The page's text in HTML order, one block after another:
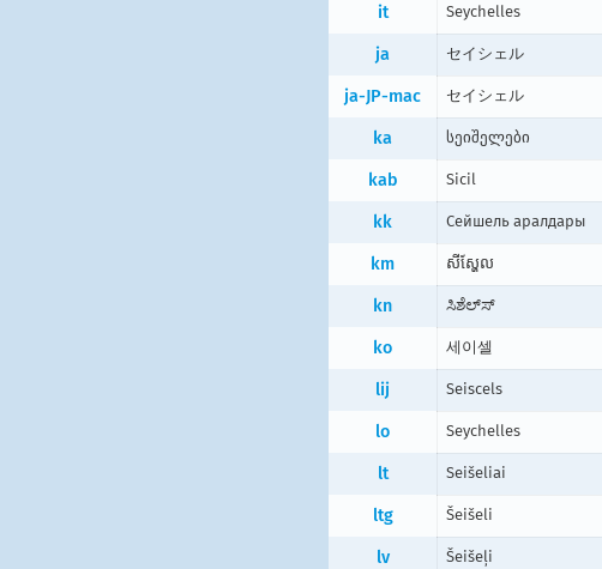
it Seychelles
ja セイシェル
ja-JP-mac セイシェル
ka სეიშელები
kab Sicil
kk Сейшель аралдары
km សីស្ហែល
kn ಸಿಶೆಲ್ಸ್‍
ko 세이셀
lij Seiscels
lo Seychelles
lt Seišeliai
ltg Šeišeli
lv Šeišeļi